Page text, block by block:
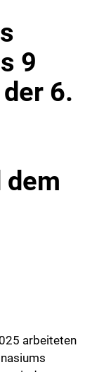
9
6.
dem
arbeiteten